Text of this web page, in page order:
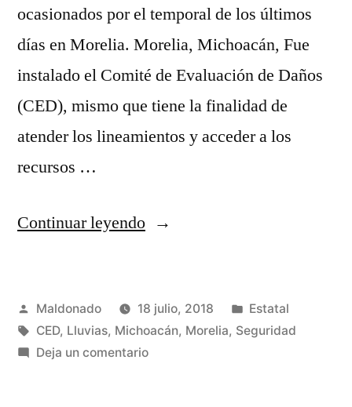
ocasionados por el temporal de los últimos
días en Morelia. Morelia, Michoacán, Fue
instalado el Comité de Evaluación de Daños
(CED), mismo que tiene la finalidad de
atender los lineamientos y acceder a los
recursos …
Continuar leyendo“Instalan
Evaluación
de
Publicado
por
Maldonado 18 julio, 2018
Publicada
en
Estatal
Etiquetas:
CED, Lluvias, Michoacán, Morelia, Seguridad
Deja un comentarioen